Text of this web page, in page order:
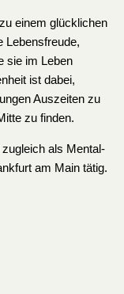
einem glücklichen
Lebensfreude,
sie im Leben
ist dabei,
Auszeiten zu
zu finden.
als Mental-
am Main tätig.